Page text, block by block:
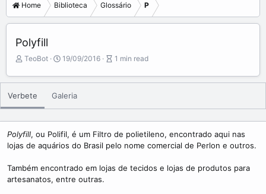
Home Biblioteca Glossário P
Polyfill
A
t
r
TeoBot
P
b
i
s
h
d
a
e
19/09/2016
A
t
l
e
r
e
d
1 min read
Verbete Galeria
Polyfill, ou Polifil, é um Filtro de polietileno, encontrado aqui nas
lojas de aquários do Brasil pelo nome comercial de Perlon e outros.
Também encontrado em lojas de tecidos e lojas de produtos para
artesanatos, entre outras.